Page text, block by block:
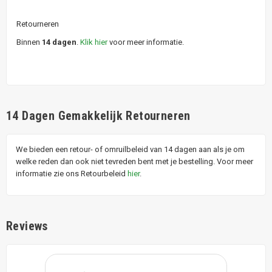
Retourneren
Binnen 14 dagen Klik hiervoor meer informatie.
14 Dagen Gemakkelijk Retourneren
We bieden een retour- of omruilbeleid van 14 dagen aan als je om
welke reden dan ook niet tevreden bent met je bestelling. Voor meer
informatie zie ons Retourbeleid hier.
Reviews